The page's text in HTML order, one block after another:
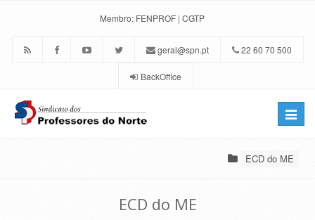
Membro: FENPROF | CGTP
geral@spn.pt 22 60 70 500
BackOffice
Toggle
ECD do ME
ECD do ME